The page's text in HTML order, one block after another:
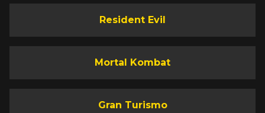
Resident Evil
Mortal Kombat
Gran Turismo